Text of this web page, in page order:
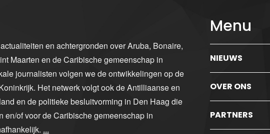
en achtergronden over Aruba, Bonaire,
Maarten en de Caribische gemeenschap in
journalisten volgen we de ontwikkelingen op de
Het netwerk volgt ook de Antilliaanse en
en de politieke besluitvorming in Den Haag die
en/of voor de Caribische gemeenschap in
...
Menu
NIEUWS
OVER ONS
PARTNERS